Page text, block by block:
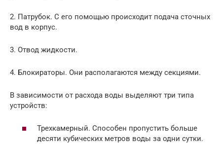
2. Патрубок. С его помощью происходит подача сточных
вод в корпус.
3. Отвод жидкости.
4. Блокираторы. Они располагаются между секциями.
В зависимости от расхода воды выделяют три типа
устройств:
Трехкамерный. Способен пропустить больше
десяти кубических метров воды за одни сутки.